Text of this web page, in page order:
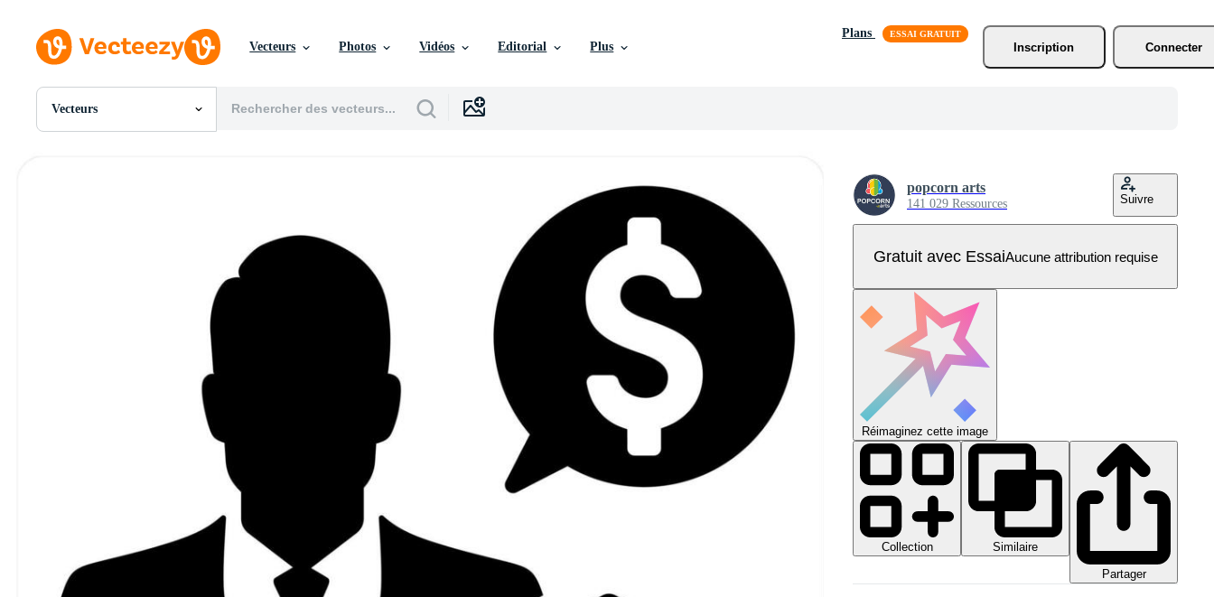
Vecteurs Photos Vidéos Editorial Plus
Plans
Inscription
Connecter
Vecteurs
Toutes Images
popcorn arts
141 029 Ressources Suivre
Gratuit avec EssaiAucune attribution requise
Réimaginez cette image
Collection
Similaire
Partager